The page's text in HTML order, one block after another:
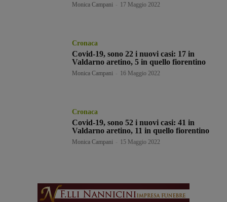
Monica Campani 17 Maggio 2022
Cronaca
Covid-19, sono 22 i nuovi casi: 17 in
Valdarno aretino, 5 in quello fiorentino
Monica Campani 16 Maggio 2022
Cronaca
Covid-19, sono 52 i nuovi casi: 41 in
Valdarno aretino, 11 in quello fiorentino
Monica Campani 15 Maggio 2022